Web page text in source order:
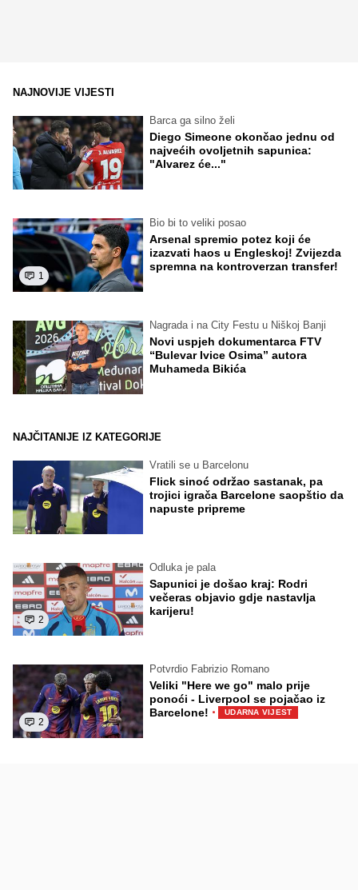
NAJNOVIJE VIJESTI
Barca ga silno želi
Diego Simeone okončao jednu od
najvećih ovoljetnih sapunica:
"Alvarez će..."
1
Bio bi to veliki posao
Arsenal spremio potez koji će
izazvati haos u Engleskoj! Zvijezda
spremna na kontroverzan transfer!
Nagrada i na City Festu u Niškoj Banji
Novi uspjeh dokumentarca FTV
“Bulevar Ivice Osima” autora
Muhameda Bikića
NAJČITANIJE IZ KATEGORIJE
Vratili se u Barcelonu
Flick sinoć održao sastanak, pa
trojici igrača Barcelone saopštio da
napuste pripreme
2
Odluka je pala
Sapunici je došao kraj: Rodri
večeras objavio gdje nastavlja
karijeru!
2
Potvrdio Fabrizio Romano
Veliki "Here we go" malo prije
ponoći - Liverpool se pojačao iz
Barcelone! · UDARNA VIJEST